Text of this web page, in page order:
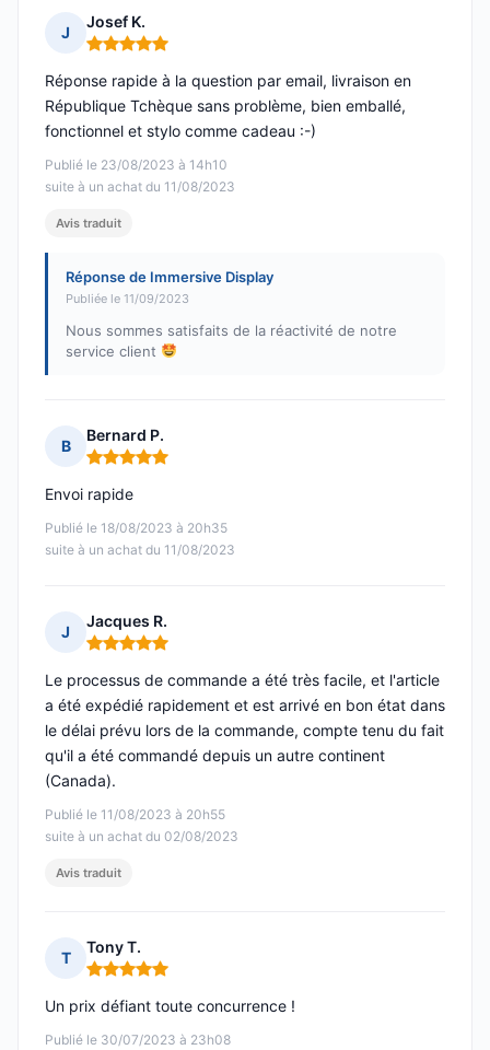
J
Josef K.
Note : 5 sur 5
Publié le 23/08/2023 à 14h10
suite à un achat du 11/08/2023
Réponse rapide à la question par email, livraison en
République Tchèque sans problème, bien emballé,
fonctionnel et stylo comme cadeau :-)
Avis traduit
Réponse de Immersive Display
Publiée le 11/09/2023
Nous sommes satisfaits de la réactivité de notre
service client
B
Bernard P.
Note : 5 sur 5
Publié le 18/08/2023 à 20h35
suite à un achat du 11/08/2023
Envoi rapide
J
Jacques R.
Note : 5 sur 5
Publié le 11/08/2023 à 20h55
suite à un achat du 02/08/2023
Le processus de commande a été très facile, et l'article
a été expédié rapidement et est arrivé en bon état dans
le délai prévu lors de la commande, compte tenu du fait
qu'il a été commandé depuis un autre continent
(Canada).
Avis traduit
T
Tony T.
Note : 5 sur 5
Publié le 30/07/2023 à 23h08
Un prix défiant toute concurrence !